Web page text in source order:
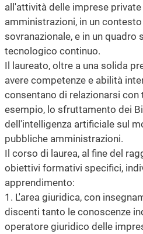
all'attività delle imprese
amministrazioni, in un
sovranazionale, e in un quadro
tecnologico continuo.
Il laureato, oltre a una solida
avere competenze e abilità
consentano di relazionarsi con
esempio, lo sfruttamento dei
dell'intelligenza artificiale sul
pubbliche amministrazioni.
Il corso di laurea, al fine del
obiettivi formativi specifici,
apprendimento:
1. L'area giuridica, con
discenti tanto le conoscenze
operatore giuridico delle